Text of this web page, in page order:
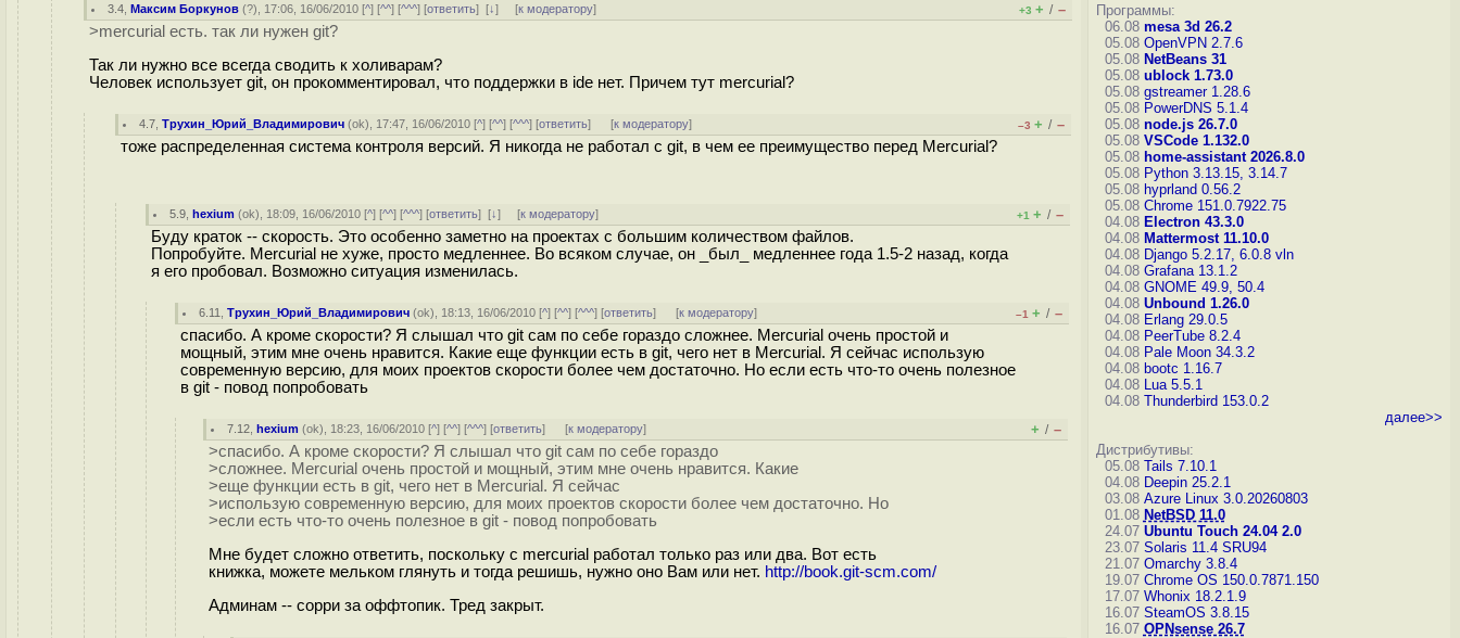
3.4 ,Максим Боркунов (?), 17:06, 16/06/2010 [^] [^^] [^^^] [ответить][↓] [к модератору] +3 + / –
>mercurial есть. так ли нужен git?
Так ли нужно все всегда сводить к холиварам?
Человек использует git, он прокомментировал, что поддержки в ide нет. Причем тут mercurial?
4.7 ,Трухин_Юрий_Владимирович (ok), 17:47, 16/06/2010 [^] [^^] [^^^] [ответить] [к модератору] –3 + / –
тоже распределенная система контроля версий. Я никогда не работал с git, в чем ее преимущество перед Mercurial?
5.9 ,hexium (ok), 18:09, 16/06/2010 [^] [^^] [^^^] [ответить][↓] [к модератору] +1 + / –
Буду краток -- скорость. Это особенно заметно на проектах с большим количеством файлов.
Попробуйте. Mercurial не хуже, просто медленнее. Во всяком случае, он _был_ медленнее года 1.5-2 назад, когда
я его пробовал. Возможно ситуация изменилась.
6.11 ,Трухин_Юрий_Владимирович (ok), 18:13, 16/06/2010 [^] [^^] [^^^] [ответить] [к модератору] –1 + / –
спасибо. А кроме скорости? Я слышал что git сам по себе гораздо сложнее. Mercurial очень простой и
мощный, этим мне очень нравится. Какие еще функции есть в git, чего нет в Mercurial. Я сейчас использую
современную версию, для моих проектов скорости более чем достаточно. Но если есть что-то очень полезное
в git - повод попробовать
7.12 ,hexium (ok), 18:23, 16/06/2010 [^] [^^] [^^^] [ответить] [к модератору] + / –
>спасибо. А кроме скорости? Я слышал что git сам по себе гораздо
>сложнее. Mercurial очень простой и мощный, этим мне очень нравится. Какие
>еще функции есть в git, чего нет в Mercurial. Я сейчас
>использую современную версию, для моих проектов скорости более чем достаточно. Но
>если есть что-то очень полезное в git - повод попробовать
Мне будет сложно ответить, поскольку с mercurial работал только раз или два. Вот есть
книжка, можете мельком глянуть и тогда решишь, нужно оно Вам или нет. http://book.git-scm.com/
Админам -- сорри за оффтопик. Тред закрыт.
Программы:
06.08 mesa 3d 26.2
05.08 OpenVPN 2.7.6
05.08 NetBeans 31
05.08 ublock 1.73.0
05.08 gstreamer 1.28.6
05.08 PowerDNS 5.1.4
05.08 node.js 26.7.0
05.08 VSCode 1.132.0
05.08 home-assistant 2026.8.0
05.08 Python 3.13.15, 3.14.7
05.08 hyprland 0.56.2
05.08 Chrome 151.0.7922.75
04.08 Electron 43.3.0
04.08 Mattermost 11.10.0
04.08 Django 5.2.17, 6.0.8 vln
04.08 Grafana 13.1.2
04.08 GNOME 49.9, 50.4
04.08 Unbound 1.26.0
04.08 Erlang 29.0.5
04.08 PeerTube 8.2.4
04.08 Pale Moon 34.3.2
04.08 bootc 1.16.7
04.08 Lua 5.5.1
04.08 Thunderbird 153.0.2
далее>>
Дистрибутивы:
05.08 Tails 7.10.1
04.08 Deepin 25.2.1
03.08 Azure Linux 3.0.20260803
01.08 NetBSD 11.0
24.07 Ubuntu Touch 24.04 2.0
23.07 Solaris 11.4 SRU94
21.07 Omarchy 3.8.4
19.07 Chrome OS 150.0.7871.150
17.07 Whonix 18.2.1.9
16.07 SteamOS 3.8.15
16.07 OPNsense 26.7